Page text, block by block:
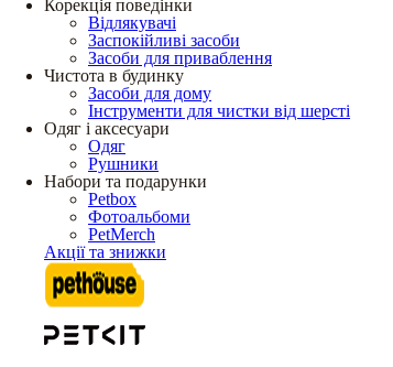
Корекція поведінки
Відлякувачі
Заспокійливі засоби
Засоби для приваблення
Чистота в будинку
Засоби для дому
Інструменти для чистки від шерсті
Одяг і аксесуари
Одяг
Рушники
Набори та подарунки
Petbox
Фотоальбоми
PetMerch
Акції та знижки